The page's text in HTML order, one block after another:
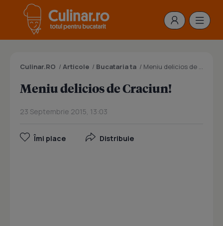
Culinar.RO / Articole / Bucataria ta / Meniu delicios de Craciun!
Meniu delicios de Craciun!
23 Septembrie 2015, 13:03
Îmi place Distribuie